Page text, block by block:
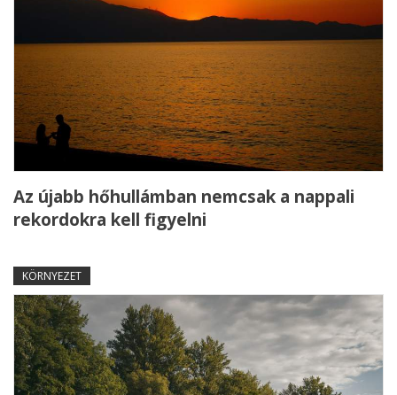
Az újabb hőhullámban nemcsak a nappali
rekordokra kell figyelni
KÖRNYEZET